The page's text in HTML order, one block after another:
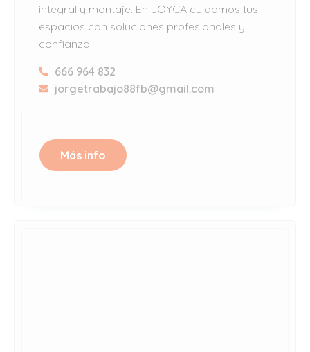
integral y montaje. En JOYCA cuidamos tus
espacios con soluciones profesionales y
confianza.
666 964 832
jorgetrabajo88fb@gmail.com
Más info